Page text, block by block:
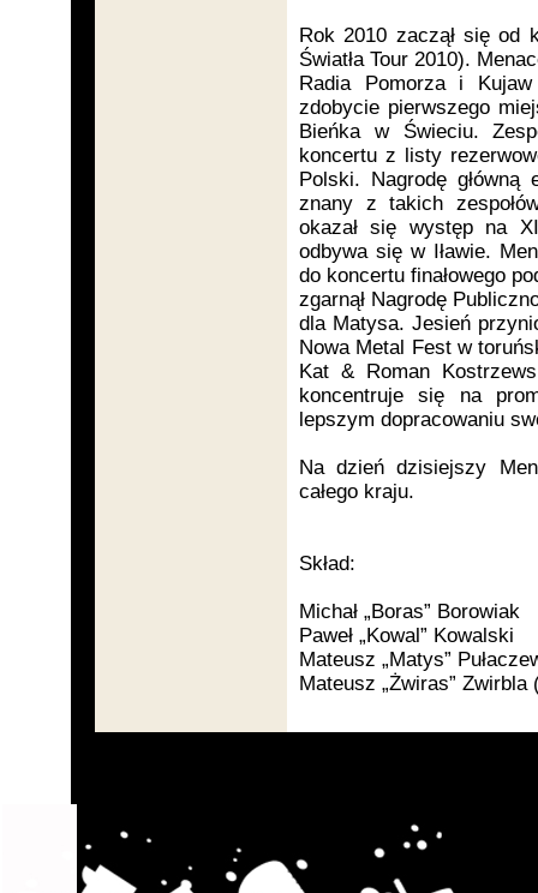
Rok 2010 zaczął się od
Światła Tour 2010).
Radia Pomorza i
zdobycie pierwszego
Bieńka w Świeciu.
koncertu z listy
Polski. Nagrodę główną
znany z takich
okazał się występ na
odbywa się w Iławie.
do koncertu finałowego
zgarnął Nagrodę
dla Matysa. Jesień
Nowa Metal Fest w
Kat & Roman
koncentruje się na
lepszym dopracowaniu
Na dzień dzisiejszy
całego kraju.
Skład:
Michał „Boras” Borowiak
Paweł „Kowal” Kowalski
Mateusz „Matys”
Mateusz „Żwiras”